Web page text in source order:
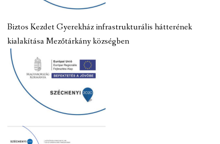
Biztos Kezdet Gyerekház infrastrukturális hátterének
kialakítása Mezőtárkány községben